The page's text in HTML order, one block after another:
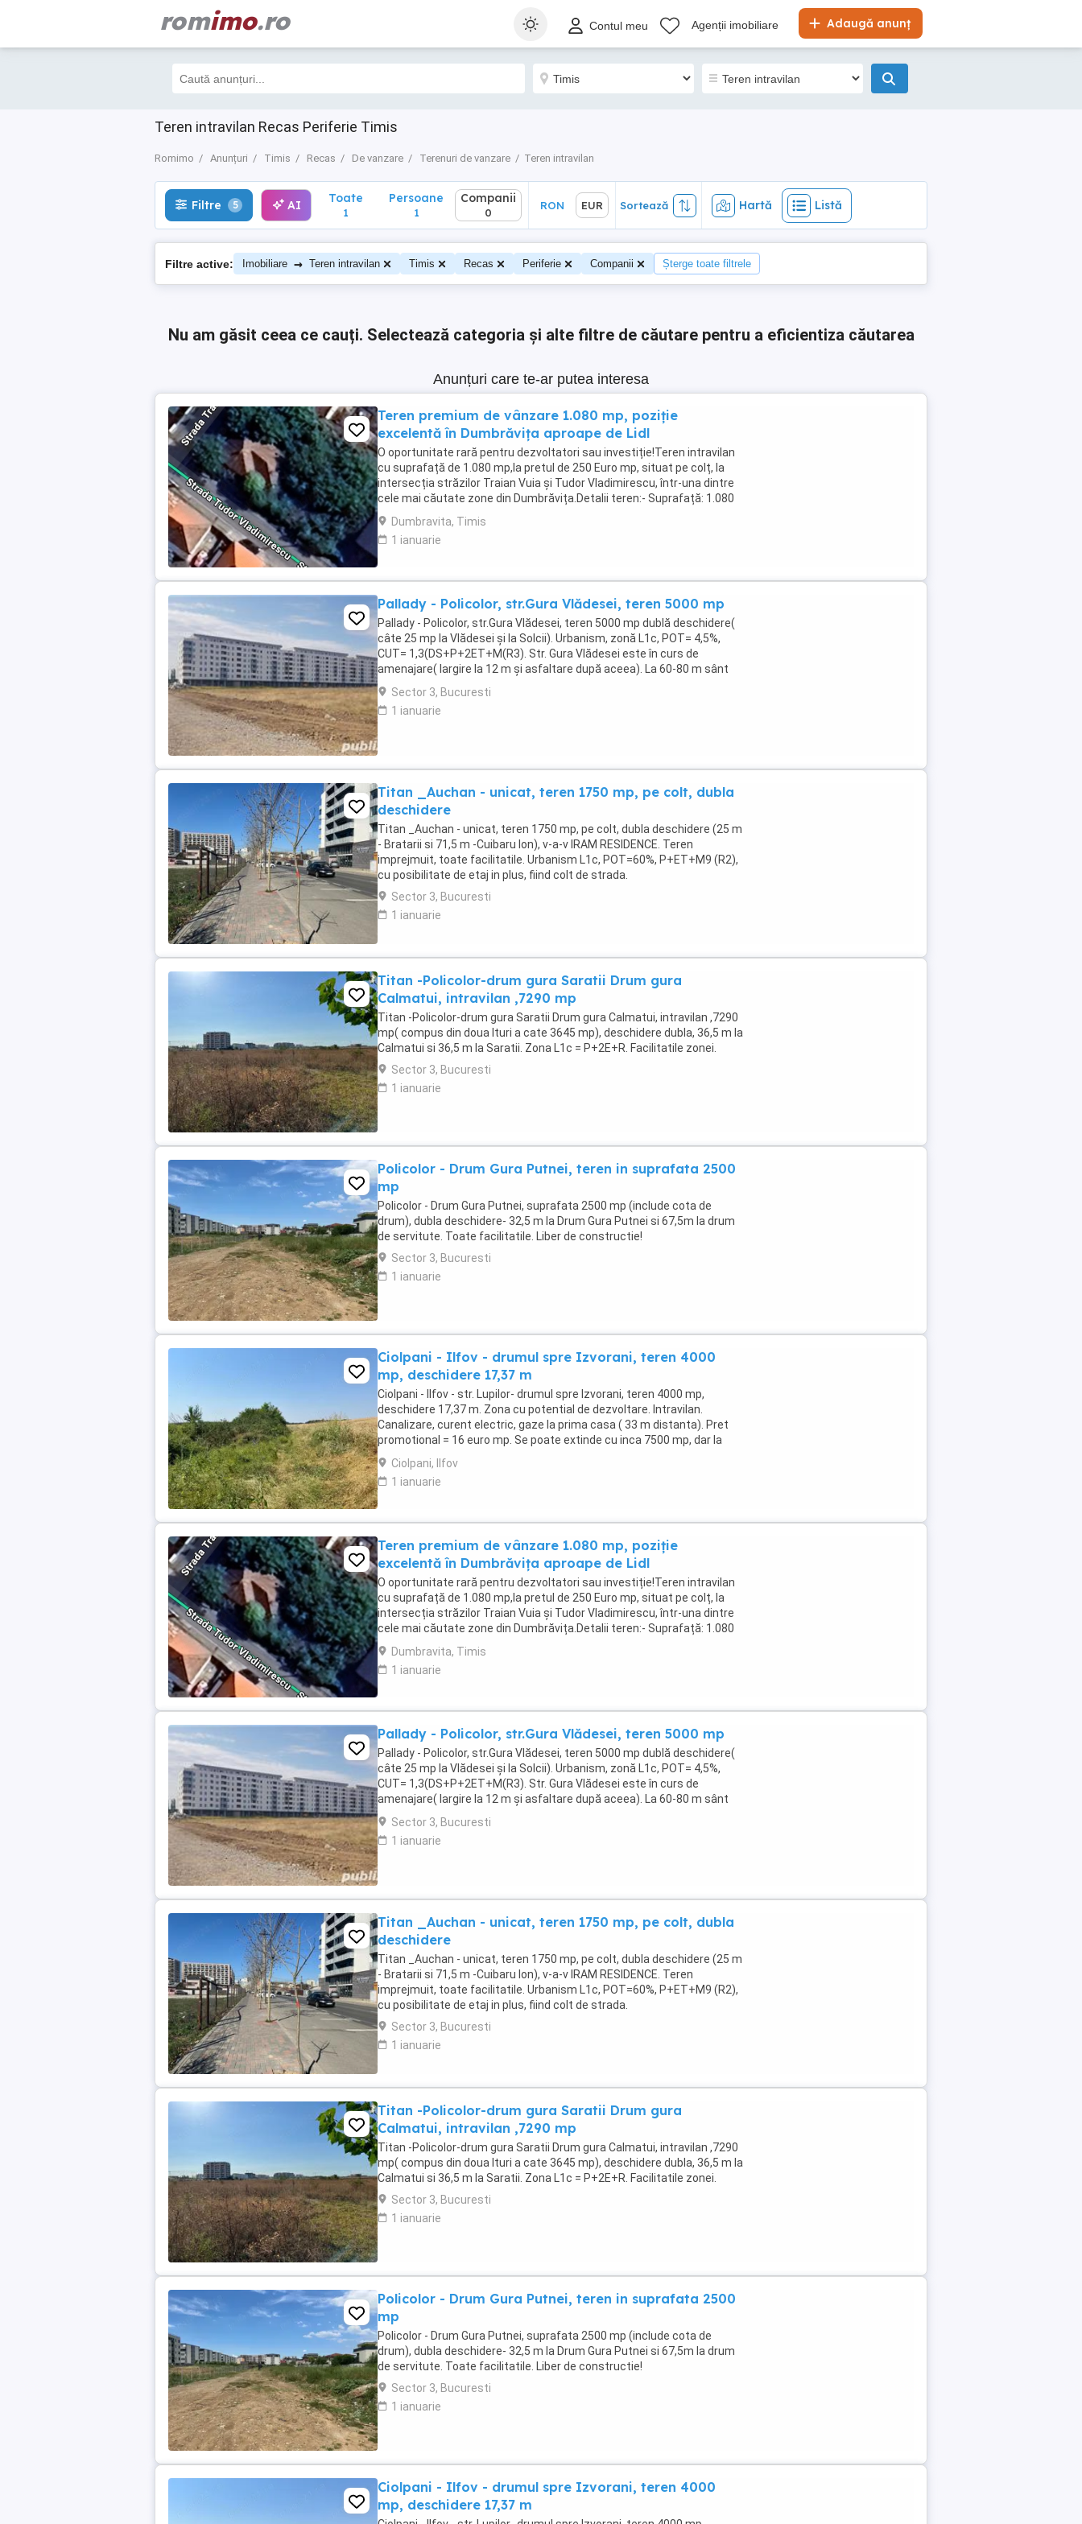
romimo.ro Adaugă anunț
Contul meu Agenții imobiliare
Teren intravilan Recas Periferie Timis
Romimo Anunțuri Timis Recas De vanzare Terenuri de vanzare Teren intravilan
Filtre 5 AI RON EUR Sortează Hartă Listă
Filtre 5 AI Toate
1
Persoane
1
Companii
0
RON EUR Sortează Hartă Listă
Filtre active: Imobiliare → Teren intravilan Timis Recas Periferie Companii Șterge toate filtrele
Nu am găsit ceea ce cauți. Selectează categoria și alte filtre de căutare pentru a eficientiza căutarea
Anunțuri care te-ar putea interesa
Teren premium de vânzare 1.080 mp, poziție
excelentă în Dumbrăvița aproape de Lidl
O oportunitate rară pentru dezvoltatori sau investiție!Teren intravilan
cu suprafață de 1.080 mp,la pretul de 250 Euro mp, situat pe colț, la
intersecția străzilor Traian Vuia și Tudor Vladimirescu, într-una dintre
cele mai căutate zone din Dumbrăvița.Detalii teren:- Suprafață: 1.080
mp- Două fronturi ...
Dumbravita, Timis
1 ianuarie
Pallady - Policolor, str.Gura Vlădesei, teren 5000 mp
Pallady - Policolor, str.Gura Vlădesei, teren 5000 mp dublă deschidere(
câte 25 mp la Vlădesei și la Solcii). Urbanism, zonă L1c, POT= 4,5%,
CUT= 1,3(DS+P+2ET+M(R3). Str. Gura Vlădesei este în curs de
amenajare( largire la 12 m și asfaltare după aceea). La 60-80 m sânt
doua construcții în faza de finalizare(una ...
Sector 3, Bucuresti
1 ianuarie
Titan _Auchan - unicat, teren 1750 mp, pe colt, dubla
deschidere
Titan _Auchan - unicat, teren 1750 mp, pe colt, dubla deschidere (25 m
- Bratarii si 71,5 m -Cuibaru Ion), v-a-v IRAM RESIDENCE. Teren
imprejmuit, toate facilitatile. Urbanism L1c, POT=60%, P+ET+M9 (R2),
cu posibilitate de etaj in plus, fiind colt de strada.
Sector 3, Bucuresti
1 ianuarie
Titan -Policolor-drum gura Saratii Drum gura
Calmatui, intravilan ,7290 mp
Titan -Policolor-drum gura Saratii Drum gura Calmatui, intravilan ,7290
mp( compus din doua lturi a cate 3645 mp), deschidere dubla, 36,5 m la
Calmatui si 36,5 m la Saratii. Zona L1c = P+2E+R. Facilitatile zonei.
Sector 3, Bucuresti
1 ianuarie
Policolor - Drum Gura Putnei, teren in suprafata 2500
mp
Policolor - Drum Gura Putnei, suprafata 2500 mp (include cota de
drum), dubla deschidere- 32,5 m la Drum Gura Putnei si 67,5m la drum
de servitute. Toate facilitatile. Liber de constructie!
Sector 3, Bucuresti
1 ianuarie
Ciolpani - Ilfov - drumul spre Izvorani, teren 4000
mp, deschidere 17,37 m
Ciolpani - Ilfov - str. Lupilor- drumul spre Izvorani, teren 4000 mp,
deschidere 17,37 m. Zona cu potential de dezvoltare. Intravilan.
Canalizare, curent electric, gaze la prima casa ( 33 m distanta). Pret
promotional = 16 euro mp. Se poate extinde cu inca 7500 mp, dar la
pretul zonei.
Ciolpani, Ilfov
1 ianuarie
Teren premium de vânzare 1.080 mp, poziție
excelentă în Dumbrăvița aproape de Lidl
O oportunitate rară pentru dezvoltatori sau investiție!Teren intravilan
cu suprafață de 1.080 mp,la pretul de 250 Euro mp, situat pe colț, la
intersecția străzilor Traian Vuia și Tudor Vladimirescu, într-una dintre
cele mai căutate zone din Dumbrăvița.Detalii teren:- Suprafață: 1.080
mp- Două fronturi ...
Dumbravita, Timis
1 ianuarie
Pallady - Policolor, str.Gura Vlădesei, teren 5000 mp
Pallady - Policolor, str.Gura Vlădesei, teren 5000 mp dublă deschidere(
câte 25 mp la Vlădesei și la Solcii). Urbanism, zonă L1c, POT= 4,5%,
CUT= 1,3(DS+P+2ET+M(R3). Str. Gura Vlădesei este în curs de
amenajare( largire la 12 m și asfaltare după aceea). La 60-80 m sânt
doua construcții în faza de finalizare(una ...
Sector 3, Bucuresti
1 ianuarie
Titan _Auchan - unicat, teren 1750 mp, pe colt, dubla
deschidere
Titan _Auchan - unicat, teren 1750 mp, pe colt, dubla deschidere (25 m
- Bratarii si 71,5 m -Cuibaru Ion), v-a-v IRAM RESIDENCE. Teren
imprejmuit, toate facilitatile. Urbanism L1c, POT=60%, P+ET+M9 (R2),
cu posibilitate de etaj in plus, fiind colt de strada.
Sector 3, Bucuresti
1 ianuarie
Titan -Policolor-drum gura Saratii Drum gura
Calmatui, intravilan ,7290 mp
Titan -Policolor-drum gura Saratii Drum gura Calmatui, intravilan ,7290
mp( compus din doua lturi a cate 3645 mp), deschidere dubla, 36,5 m la
Calmatui si 36,5 m la Saratii. Zona L1c = P+2E+R. Facilitatile zonei.
Sector 3, Bucuresti
1 ianuarie
Policolor - Drum Gura Putnei, teren in suprafata 2500
mp
Policolor - Drum Gura Putnei, suprafata 2500 mp (include cota de
drum), dubla deschidere- 32,5 m la Drum Gura Putnei si 67,5m la drum
de servitute. Toate facilitatile. Liber de constructie!
Sector 3, Bucuresti
1 ianuarie
Ciolpani - Ilfov - drumul spre Izvorani, teren 4000
mp, deschidere 17,37 m